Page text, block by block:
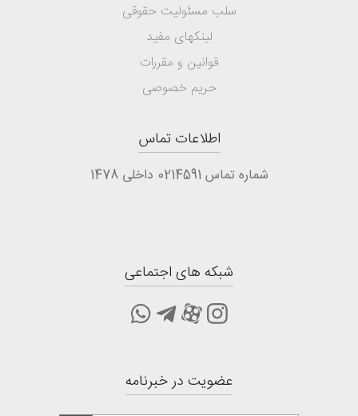
سلب مسئولیت حقوقی
لینکهای مفید
قوانین و مقررات
حریم خصوصی
اطلاعات تماس
شماره تماس 0214591 داخلی 1478
شبکه های اجتماعی
عضویت در خبرنامه